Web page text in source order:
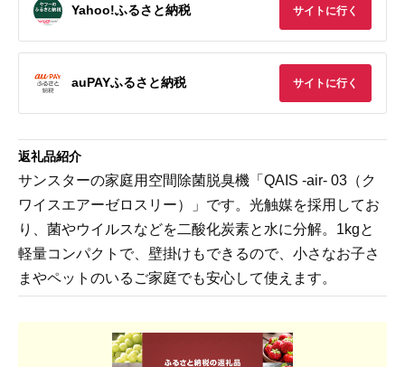
Yahoo!ふるさと納税 サイトに行く
auPAYふるさと納税 サイトに行く
返礼品紹介
サンスターの家庭用空間除菌脱臭機「QAIS -air- 03（ク
ワイスエアーゼロスリー）」です。光触媒を採用してお
り、菌やウイルスなどを二酸化炭素と水に分解。1kgと
軽量コンパクトで、壁掛けもできるので、小さなお子さ
まやペットのいるご家庭でも安心して使えます。